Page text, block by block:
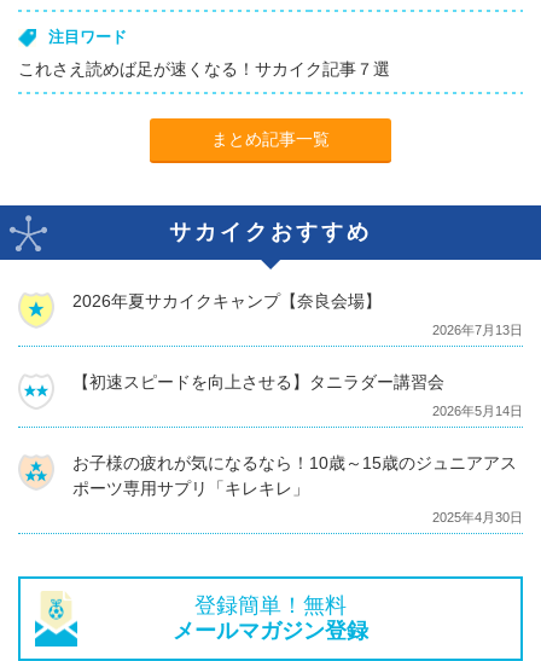
注目ワード
これさえ読めば足が速くなる！サカイク記事７選
まとめ記事一覧
サカイクおすすめ
2026年夏サカイクキャンプ【奈良会場】
2026年7月13日
【初速スピードを向上させる】タニラダー講習会
2026年5月14日
お子様の疲れが気になるなら！10歳～15歳のジュニアアス
ポーツ専用サプリ「キレキレ」
2025年4月30日
登録簡単！無料
メールマガジン登録